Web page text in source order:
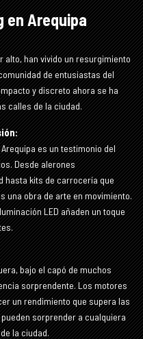
en Arequipa
alto, han vivido un resurgimiento
de entusiastas del
y discreto ahora se ha
calles de la ciudad.
es un testimonio del
Desde alerones
hasta kits de carrocería que
una obra de arte en movimiento.
LED añaden un toque
bajo el capó de muchos
sorprendente. Los motores
un rendimiento que supera las
sorprender a cualquiera
la ciudad.